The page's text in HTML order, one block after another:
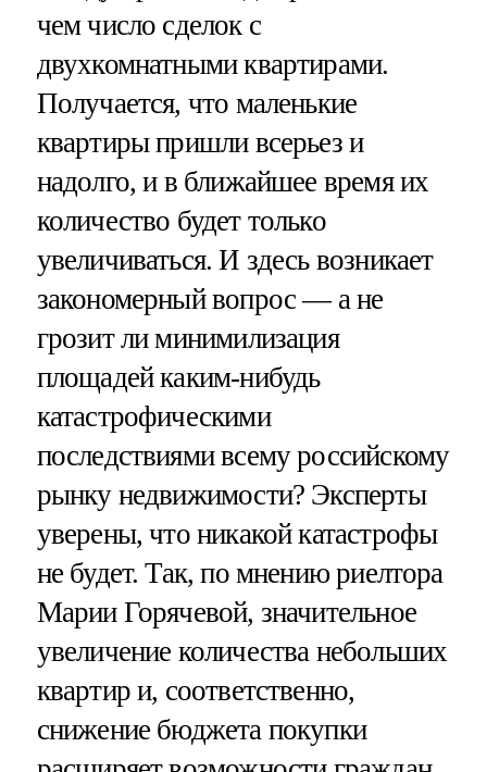
чем число сделок с
двухкомнатными квартирами.
Получается, что маленькие
квартиры пришли всерьез и
надолго, и в ближайшее время их
количество будет только
увеличиваться. И здесь возникает
закономерный вопрос — а не
грозит ли минимилизация
площадей каким-нибудь
катастрофическими
последствиями всему российскому
рынку недвижимости? Эксперты
уверены, что никакой катастрофы
не будет. Так, по мнению риелтора
Марии Горячевой, значительное
увеличение количества небольших
квартир и, соответственно,
снижение бюджета покупки